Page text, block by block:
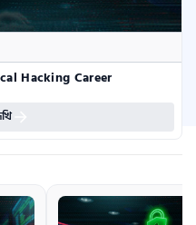
Hacking Career